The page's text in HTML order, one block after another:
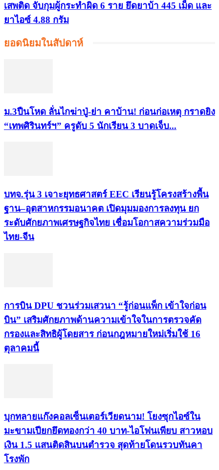
เสพติด จับกุมผู้กระทำผิด 6 ราย ยึดยาบ้า 445 เม็ด และ
ยาไอซ์ 4.88 กรัม
ยอดนิยมในสัปดาห์
ม.3ปืนโหด ลั่นไกฆ่าปู่-ย่า คาบ้าน! ก่อนก่อเหตุ กราดยิง
“เทพศิรินทร์ฯ” ครูดับ 5 นักเรียน 3 บาดเจ็บ...
บทจ.รุ่น 3 เจาะยุทธศาสตร์ EEC เรียนรู้โครงสร้างพื้น
ฐาน–อุตสาหกรรมอนาคต เปิดมุมมองการลงทุน ยก
ระดับศักยภาพเศรษฐกิจไทย เชื่อมโอกาสความร่วมมือ
ไทย-จีน
การบิน DPU ชวนร่วมเสวนา “รู้ก่อนแพ็ก เข้าใจก่อน
บิน” เสริมศักยภาพด้านความเข้าใจในการตรวจคัด
กรองและสิทธิผู้โดยสาร ก่อนกฎหมายใหม่เริ่มใช้ 16
ตุลาคมนี้
บุกทลายแก๊งคอลเซ็นเตอร์เวียดนาม! โยงซุกไอซ์ใน
มะขามเปียกยึดทองกว่า 40 บาท-ไอโฟนเพียบ สาวหอบ
เงิน 1.5 แสนติดสินบนตำรวจ สุดท้ายโดนรวบทันคา
โรงพัก